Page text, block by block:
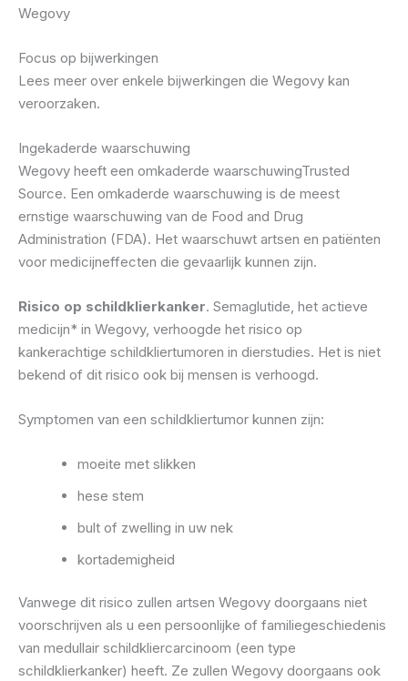
Wegovy
Focus op bijwerkingen
Lees meer over enkele bijwerkingen die Wegovy kan
veroorzaken.
Ingekaderde waarschuwing
Wegovy heeft een omkaderde waarschuwingTrusted
Source. Een omkaderde waarschuwing is de meest
ernstige waarschuwing van de Food and Drug
Administration (FDA). Het waarschuwt artsen en patiënten
voor medicijneffecten die gevaarlijk kunnen zijn.
Risico op schildklierkanker. Semaglutide, het actieve
medicijn* in Wegovy, verhoogde het risico op
kankerachtige schildkliertumoren in dierstudies. Het is niet
bekend of dit risico ook bij mensen is verhoogd.
Symptomen van een schildkliertumor kunnen zijn:
moeite met slikken
hese stem
bult of zwelling in uw nek
kortademigheid
Vanwege dit risico zullen artsen Wegovy doorgaans niet
voorschrijven als u een persoonlijke of familiegeschiedenis
van medullair schildkliercarcinoom (een type
schildklierkanker) heeft. Ze zullen Wegovy doorgaans ook